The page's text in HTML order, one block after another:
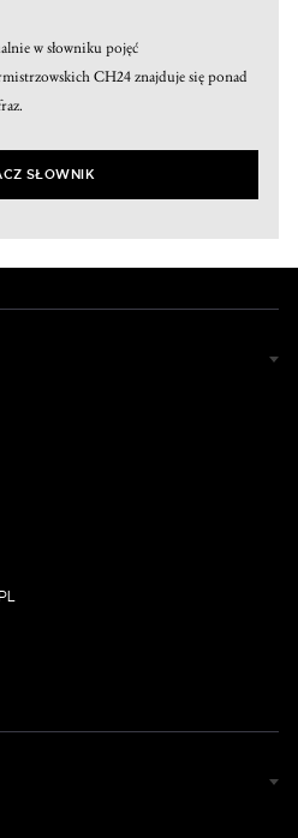
w słowniku pojęć
CH24 znajduje się ponad
SŁOWNIK